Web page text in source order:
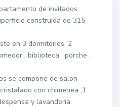
de invitados
construida de 315
en 3 dormitorios, 2
, biblioteca , porche ,
se compone de salon
con chimenea ,1
y lavanderia.